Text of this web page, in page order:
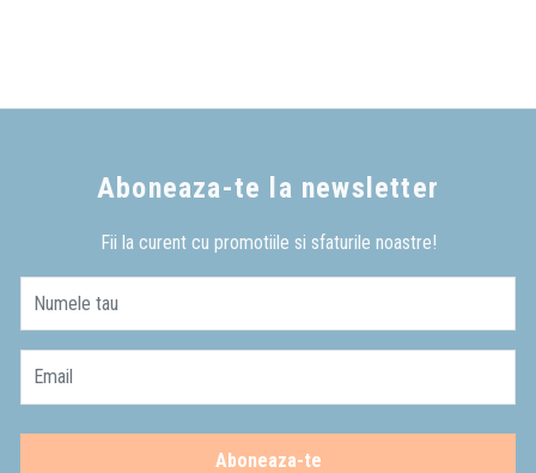
Aboneaza-te la newsletter
Fii la curent cu promotiile si sfaturile noastre!
Numele tau
Email
Aboneaza-te